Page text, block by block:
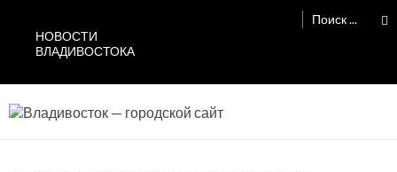
навигации
содержимому
НОВОСТИ
ВЛАДИВОСТОКА
Поиск: